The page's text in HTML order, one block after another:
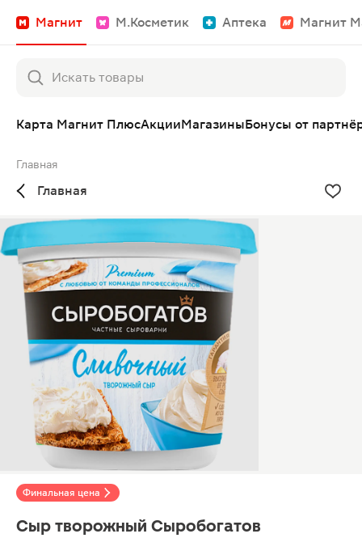
Магнит М.Косметик Аптека Магнит
Карта Магнит ПлюсАкцииМагазиныБонусы от
Главная
Главная
Финальная цена
Сыр творожный Сыробогатов